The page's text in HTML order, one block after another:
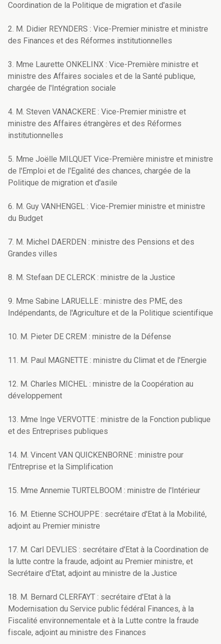
Coordination de la Politique de migration et d'asile
2. M. Didier REYNDERS : Vice-Premier ministre et ministre
des Finances et des Réformes institutionnelles
3. Mme Laurette ONKELINX : Vice-Première ministre et
ministre des Affaires sociales et de la Santé publique,
chargée de l'Intégration sociale
4. M. Steven VANACKERE : Vice-Premier ministre et
ministre des Affaires étrangères et des Réformes
institutionnelles
5. Mme Joëlle MILQUET Vice-Première ministre et ministre
de l'Emploi et de l'Egalité des chances, chargée de la
Politique de migration et d'asile
6. M. Guy VANHENGEL : Vice-Premier ministre et ministre
du Budget
7. M. Michel DAERDEN : ministre des Pensions et des
Grandes villes
8. M. Stefaan DE CLERCK : ministre de la Justice
9. Mme Sabine LARUELLE : ministre des PME, des
Indépendants, de l'Agriculture et de la Politique scientifique
10. M. Pieter DE CREM : ministre de la Défense
11. M. Paul MAGNETTE : ministre du Climat et de l'Energie
12. M. Charles MICHEL : ministre de la Coopération au
développement
13. Mme Inge VERVOTTE : ministre de la Fonction publique
et des Entreprises publiques
14. M. Vincent VAN QUICKENBORNE : ministre pour
l'Entreprise et la Simplification
15. Mme Annemie TURTELBOOM : ministre de l'Intérieur
16. M. Etienne SCHOUPPE : secrétaire d'Etat à la Mobilité,
adjoint au Premier ministre
17. M. Carl DEVLIES : secrétaire d'Etat à la Coordination de
la lutte contre la fraude, adjoint au Premier ministre, et
Secrétaire d'Etat, adjoint au ministre de la Justice
18. M. Bernard CLERFAYT : secrétaire d'Etat à la
Modernisation du Service public fédéral Finances, à la
Fiscalité environnementale et à la Lutte contre la fraude
fiscale, adjoint au ministre des Finances